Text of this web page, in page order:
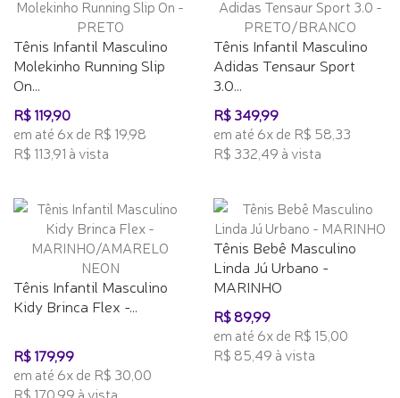
Tênis Infantil Masculino
Molekinho Running Slip
On...
R$ 119,90
em até 6x de R$ 19,98
R$ 113,91 à vista
Tênis Infantil Masculino
Adidas Tensaur Sport
3.0...
R$ 349,99
em até 6x de R$ 58,33
R$ 332,49 à vista
Tênis Infantil Masculino
Kidy Brinca Flex -...
R$ 179,99
em até 6x de R$ 30,00
R$ 170,99 à vista
Tênis Bebê Masculino
Linda Jú Urbano -
MARINHO
R$ 89,99
em até 6x de R$ 15,00
R$ 85,49 à vista